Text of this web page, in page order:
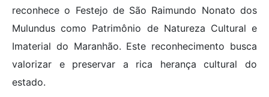
reconhece o Festejo de São Raimundo Nonato dos
Mulundus como Patrimônio de Natureza Cultural e
Imaterial do Maranhão. Este reconhecimento busca
valorizar e preservar a rica herança cultural do
estado.